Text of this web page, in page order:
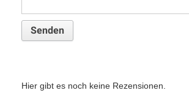
Hier gibt es noch keine Rezensionen.